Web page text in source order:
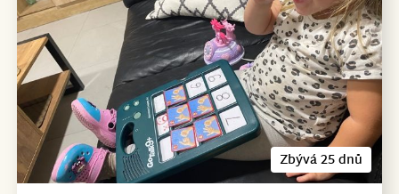
Zbývá 25 dnů